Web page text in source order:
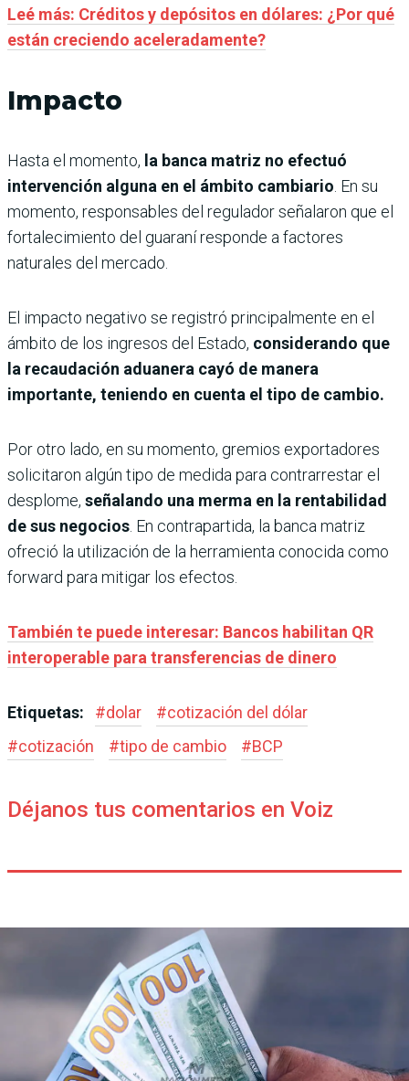
Leé más: Créditos y depósitos en dólares: ¿Por qué
están creciendo aceleradamente?
Impacto
Hasta el momento, la banca matriz no efectuó
intervención alguna en el ámbito cambiario . En su
momento, responsables del regulador señalaron que el
fortalecimiento del guaraní responde a factores
naturales del mercado.
El impacto negativo se registró principalmente en el
ámbito de los ingresos del Estado, considerando que
la recaudación aduanera cayó de manera
importante, teniendo en cuenta el tipo de cambio.
Por otro lado, en su momento, gremios exportadores
solicitaron algún tipo de medida para contrarrestar el
desplome, señalando una merma en la rentabilidad
de sus negocios . En contrapartida, la banca matriz
ofreció la utilización de la herramienta conocida como
forward para mitigar los efectos.
También te puede interesar: Bancos habilitan QR
interoperable para transferencias de dinero
Etiquetas: #dolar #cotización del dólar
#cotización #tipo de cambio #BCP
Déjanos tus comentarios en Voiz